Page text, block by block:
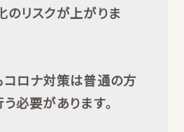
のリスクが上がりま
コロナ対策は普通の方
必要があります。